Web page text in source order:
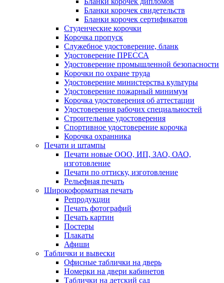
Бланки корочек свидетельств
Бланки корочек сертификатов
Студенческие корочки
Корочка пропуск
Служебное удостоверение, бланк
Удостоверение ПРЕССА
Удостоверение промышленной безопасности
Корочки по охране труда
Удостоверение министерства культуры
Удостоверение пожарный минимум
Корочка удостоверения об аттестации
Удостоверения рабочих специальностей
Строительные удостоверения
Спортивное удостоверение корочка
Корочка охранника
Печати и штампы
Печати новые ООО, ИП, ЗАО, ОАО,
изготовление
Печати по оттиску, изготовление
Рельефная печать
Широкоформатная печать
Репродукции
Печать фотографий
Печать картин
Постеры
Плакаты
Афиши
Таблички и вывески
Офисные таблички на дверь
Номерки на двери кабинетов
Таблички на детский сад